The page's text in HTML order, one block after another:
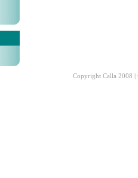
Copyright Calla 2008 |